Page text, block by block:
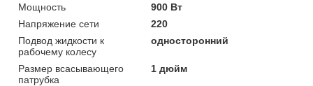
Мощность
900 Вт
Напряжение сети
220
Подвод жидкости к
рабочему колесу
односторонний
Размер всасывающего
патрубка
1 дюйм